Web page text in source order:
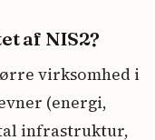
af NIS2?
virksomhed i
(energi,
infrastruktur,